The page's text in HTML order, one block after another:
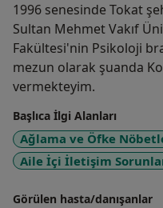
1996 senesinde Tokat
Sultan Mehmet Vakıf
Fakültesi'nin Psikoloji
mezun olarak şuanda Kocaeli Çayırova
vermekteyim.
Başlıca İlgi Alanları
Ağlama ve Öfke
Aile İçi İletişim
Görülen hasta/danışanlar